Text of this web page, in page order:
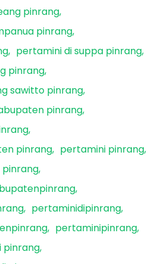
pinrang
pinrang
pertamini di suppa pinrang
pinrang
sawitto pinrang
pinrang
pinrang
pertamini pinrang
pinrang
pertaminidipinrang
pertaminipinrang
pinrang